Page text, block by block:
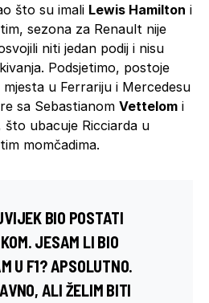
što su imali Lewis Hamilton i
sezona za Renault nije
niti jedan podij i nisu
Podsjetimo, postoje
u Ferrariju i Mercedesu
sa Sebastianom Vettelom i
što ubacuje Ricciarda u
momčadima.
BIO POSTATI
JESAM LI BIO
U F1? APSOLUTNO.
ALI ŽELIM BITI